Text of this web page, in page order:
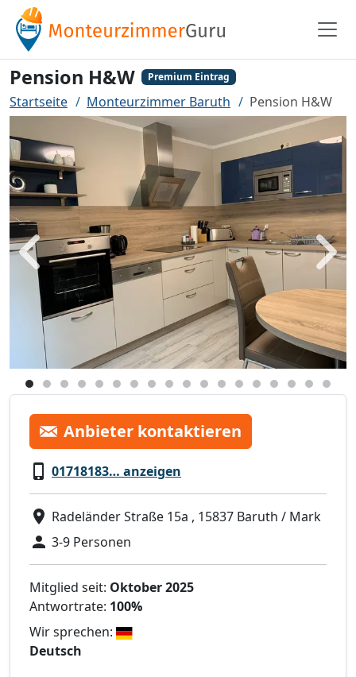
Pension H&W Premium Eintrag
Startseite Monteurzimmer Baruth Pension H&W
Zurück
Anbieter kontaktieren
01718183… anzeigen
Radeländer Straße 15a , 15837 Baruth / Mark
3-9 Personen
Mitglied seit: Oktober 2025
Antwortrate: 100%
Wir sprechen:
Deutsch